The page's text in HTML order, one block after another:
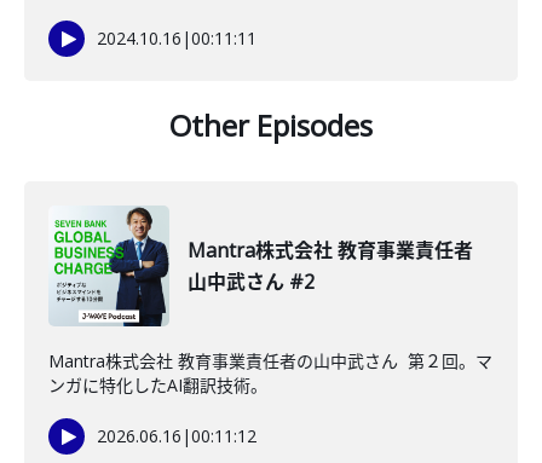
2024.10.16 |00:11:11
Other Episodes
Mantra株式会社 教育事業責任者
山中武さん #2
Mantra株式会社 教育事業責任者の山中武さん 第２回。マ
ンガに特化したAI翻訳技術。
2026.06.16 |00:11:12